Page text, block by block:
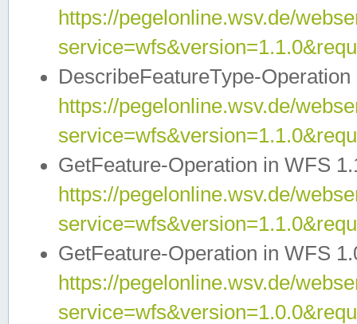
https://pegelonline.wsv.de/
DescribeFeatureType-
https://pegelonline.wsv.de/
GetFeature-Operation in WFS
https://pegelonline.wsv.de/
GetFeature-Operation in WFS
https://pegelonline.wsv.de/